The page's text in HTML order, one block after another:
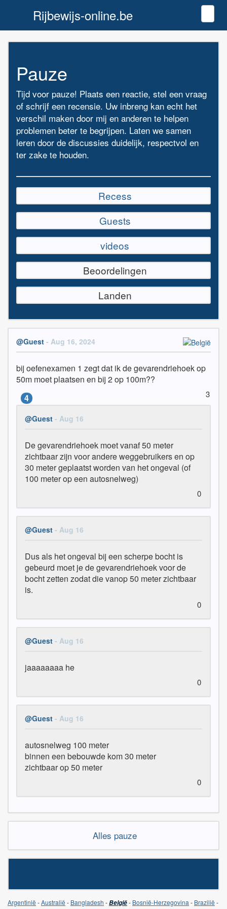
Rijbewijs-online.be
Pauze
Tijd voor pauze! Plaats een reactie, stel een vraag
of schrijf een recensie. Uw inbreng kan echt het
verschil maken door mij en anderen te helpen
problemen beter te begrijpen. Laten we samen
leren door de discussies duidelijk, respectvol en
ter zake te houden.
Recess
Guests
videos
Beoordelingen
Landen
@Guest - Aug 16, 2024
bij oefenexamen 1 zegt dat ik de gevarendriehoek op
50m moet plaatsen en bij 2 op 100m??
4
3
@Guest - Aug 16
De gevarendriehoek moet vanaf 50 meter
zichtbaar zijn voor andere weggebruikers en op
30 meter geplaatst worden van het ongeval (of
100 meter op een autosnelweg)
0
@Guest - Aug 16
Dus als het ongeval bij een scherpe bocht is
gebeurd moet je de gevarendriehoek voor de
bocht zetten zodat die vanop 50 meter zichtbaar
is.
0
@Guest - Aug 16
jaaaaaaaa he
0
@Guest - Aug 16
autosnelweg 100 meter
binnen een bebouwde kom 30 meter
zichtbaar op 50 meter
0
Alles pauze
Argentinië -Australië - Bangladesh -België- Bosnië-Herzegovina - Brazilië -